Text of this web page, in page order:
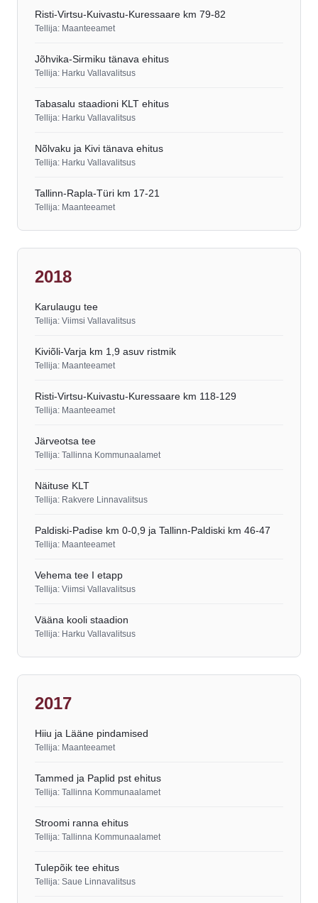
Risti-Virtsu-Kuivastu-Kuressaare km 79-82
Tellija: Maanteeamet
Jõhvika-Sirmiku tänava ehitus
Tellija: Harku Vallavalitsus
Tabasalu staadioni KLT ehitus
Tellija: Harku Vallavalitsus
Nõlvaku ja Kivi tänava ehitus
Tellija: Harku Vallavalitsus
Tallinn-Rapla-Türi km 17-21
Tellija: Maanteeamet
2018
Karulaugu tee
Tellija: Viimsi Vallavalitsus
Kiviõli-Varja km 1,9 asuv ristmik
Tellija: Maanteeamet
Risti-Virtsu-Kuivastu-Kuressaare km 118-129
Tellija: Maanteeamet
Järveotsa tee
Tellija: Tallinna Kommunaalamet
Näituse KLT
Tellija: Rakvere Linnavalitsus
Paldiski-Padise km 0-0,9 ja Tallinn-Paldiski km 46-47
Tellija: Maanteeamet
Vehema tee I etapp
Tellija: Viimsi Vallavalitsus
Vääna kooli staadion
Tellija: Harku Vallavalitsus
2017
Hiiu ja Lääne pindamised
Tellija: Maanteeamet
Tammed ja Paplid pst ehitus
Tellija: Tallinna Kommunaalamet
Stroomi ranna ehitus
Tellija: Tallinna Kommunaalamet
Tulepõik tee ehitus
Tellija: Saue Linnavalitsus